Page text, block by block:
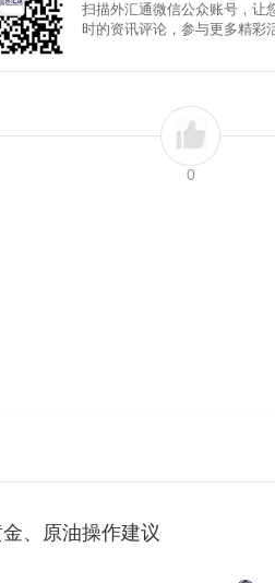
扫描外汇通微信公众账号，让
时的资讯评论，参与更多精彩
0
、原油操作建议